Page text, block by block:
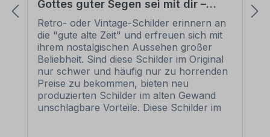
Gottes guter Segen sei mit dir –
Religion - Glaube
Retro- oder Vintage-Schilder erinnern an
die "gute alte Zeit" und erfreuen sich mit
ihrem nostalgischen Aussehen großer
Beliebheit. Sind diese Schilder im Original
nur schwer und häufig nur zu horrenden
Preise zu bekommen, bieten neu
produzierten Schilder im alten Gewand
unschlagbare Vorteile. Diese Schilder im